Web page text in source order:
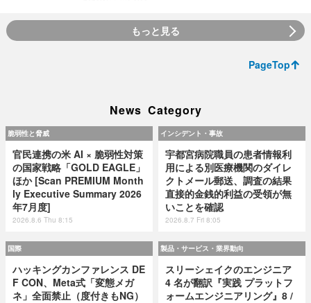
もっと見る
PageTop
News Category
脆弱性と脅威
官民連携の米 AI × 脆弱性対策
の国家戦略「GOLD EAGLE」
ほか [Scan PREMIUM Month
ly Executive Summary 2026
年7月度]
2026.8.6 Thu 8:15
インシデント・事故
宇都宮病院職員の患者情報利
用による別医療機関のダイレ
クトメール郵送、調査の結果
直接的金銭的利益の受領が無
いことを確認
2026.8.7 Fri 8:05
国際
ハッキングカンファレンス DE
F CON、Meta式「変態メガ
ネ」全面禁止（度付きもNG）
製品・サービス・業界動向
スリーシェイクのエンジニア
4 名が翻訳『実践 プラットフ
ォームエンジニアリング』8 /